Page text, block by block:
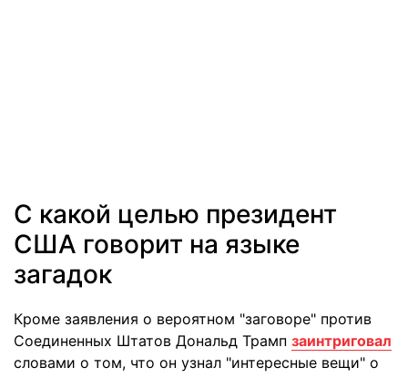
С какой целью президент
США говорит на языке
загадок
Кроме заявления о вероятном "заговоре" против
Соединенных Штатов Дональд Трамп заинтриговал
словами о том, что он узнал "интересные вещи" о